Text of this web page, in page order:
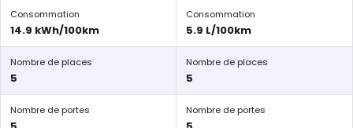
Consommation
14.9 kWh/100km
Consommation
5.9 L/100km
Nombre de places
5
Nombre de places
5
Nombre de portes Nombre de portes